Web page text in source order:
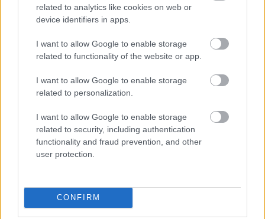
related to analytics like cookies on web or
device identifiers in apps.
I want to allow Google to enable storage
related to functionality of the website or app.
I want to allow Google to enable storage
related to personalization.
I want to allow Google to enable storage
related to security, including authentication
functionality and fraud prevention, and other
user protection.
CONFIRM
nap egy picivel nagyobb jelentőséget tulajdonítani
annak, hogy színész vagyok, mint amennyi jelentősége
vagyok szakbarbár, mert a körülmények abba a kedves
csapdába kényszerítenek, hogy éjjel-nappal színházzal
szerettem volna, és így szerettem volna csinálni, de ez
egyben azt is jelenti, ha valami mással is szeretnék
foglalkozni, akkor nem tudnék, mert éjjel-nappal a
színházzal „kell” foglalkoznom”.
Ezzel együtt úgy véli, a színészet és a színházcsinálás
is olyan dolog, amit ha jól akar valaki csinálni,
legyen benne a kétkedés, a folyamatos bizonytalanság:
jól csinálom-e, így kell-e csinálnom? Ezért amikor azt
mondom, hogy a színházcsináláshoz értek, akkor azt